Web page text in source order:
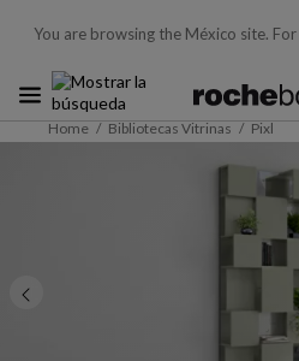
You are browsing the México site.
Home Bibliotecas Vitrinas Pixl